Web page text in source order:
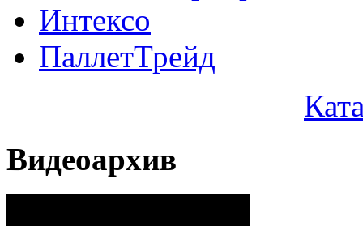
Интексо
ПаллетТрейд
Видеоархив